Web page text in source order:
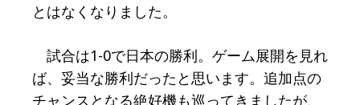
とはなくなりました。
試合は1-0で日本の勝利。ゲーム展開を見れ
ば、妥当な勝利だったと思います。追加点の
チャンスとなる絶好機も巡ってきましたが、